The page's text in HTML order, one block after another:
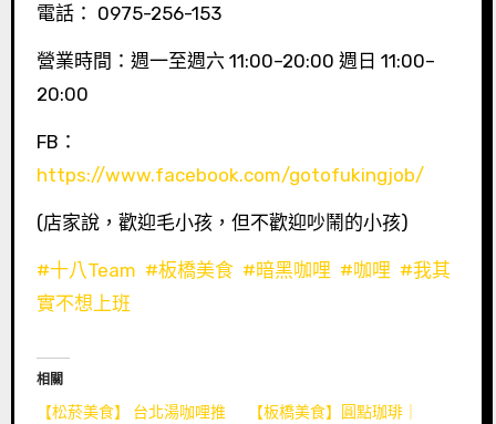
電話： 0975-256-153
營業時間：週一至週六 11:00–20:00 週日 11:00–
20:00
FB：
https://www.facebook.com/gotofukingjob/
(店家說，歡迎毛小孩，但不歡迎吵鬧的小孩)
#十八Team #板橋美食 #暗黑咖哩 #咖哩 #我其
實不想上班
相關
【松菸美食】 台北湯咖哩推
【板橋美食】圓點珈琲｜